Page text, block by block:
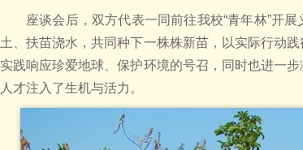
座谈会后，双方代表一同前往我校“青年林”开
土、扶苗浇水，共同种下一株株新苗，以实际行动
实践响应珍爱地球、保护环境的号召，同时也进一
人才注入了生机与活力。